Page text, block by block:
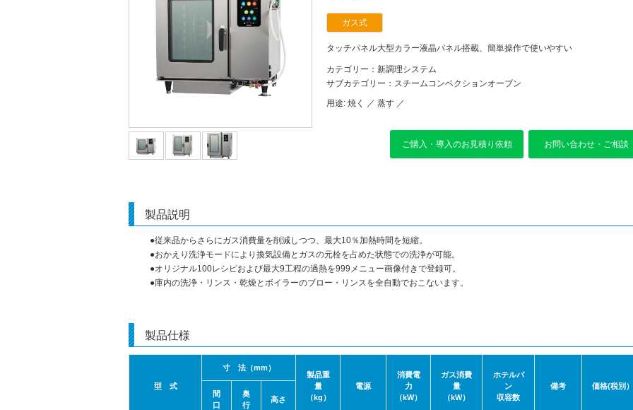
ガス式
タッチパネル大型カラー液晶パネル搭載、簡単操作で使いやすい
カテゴリー：新調理システム
サブカテゴリー：スチームコンベクションオーブン
用途: 焼く ／ 蒸す ／
ご購入・導入のお見積り依頼 お問い合わせ・ご相談
製品説明
●従来品からさらにガス消費量を削減しつつ、最大10％加熱時間を短縮。
●おかえり洗浄モードにより換気設備とガスの元栓を占めた状態での洗浄が可能。
●オリジナル100レシピおよび最大9工程の過熱を999メニュー画像付きで登録可。
●庫内の洗浄・リンス・乾燥とボイラーのブロー・リンスを全自動でおこないます。
製品仕様
型 式
寸 法（mm）
製品重
量
（kg）
電源
消費電
力
（kW）
ガス消費
量
（kW）
ホテルパ
ン
収容数
備考
価格(税別）
間
口
奥
行
高さ